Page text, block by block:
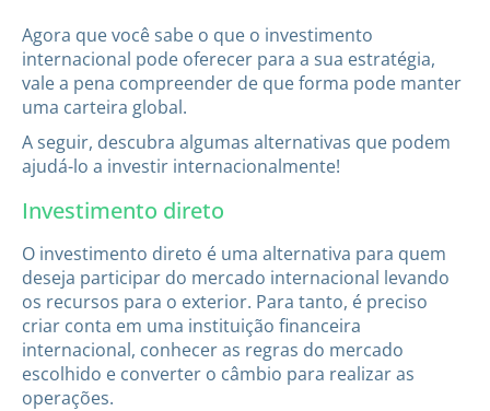
Agora que você sabe o que o investimento
internacional pode oferecer para a sua estratégia,
vale a pena compreender de que forma pode manter
uma carteira global.
A seguir, descubra algumas alternativas que podem
ajudá-lo a investir internacionalmente!
Investimento direto
O investimento direto é uma alternativa para quem
deseja participar do mercado internacional levando
os recursos para o exterior. Para tanto, é preciso
criar conta em uma instituição financeira
internacional, conhecer as regras do mercado
escolhido e converter o câmbio para realizar as
operações.